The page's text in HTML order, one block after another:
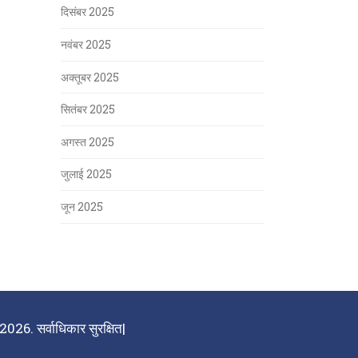
दिसंबर 2025
नवंबर 2025
अक्तूबर 2025
सितंबर 2025
अगस्त 2025
जुलाई 2025
जून 2025
सर्वाधिकार सुरक्षित|